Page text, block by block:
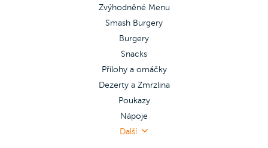
Zvýhodněné Menu
Smash Burgery
Burgery
Snacks
Přílohy a omáčky
Dezerty a Zmrzlina
Poukazy
Nápoje
Další